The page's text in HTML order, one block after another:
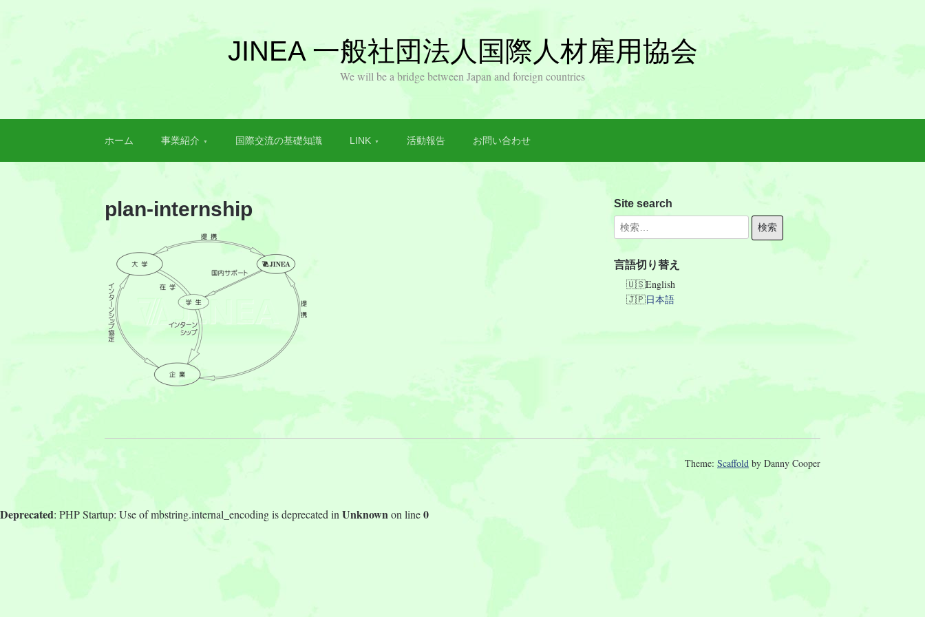
JINEA 一般社団法人国際人材雇用協会
We will be a bridge between Japan and foreign countries
ホーム 事業紹介 国際交流の基礎知識 LINK 活動報告 お問い合わせ
plan-internship Site search
言語切り替え
English
日本語
Theme: Scaffold by Danny Cooper
Deprecated: PHP Startup: Use of mbstring.internal_encoding is deprecated in Unknownon line0